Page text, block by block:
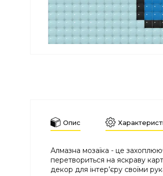
Опис
Алмазна мозаїка - це
перетвориться на яскраву
декор для інтер’єру своїми